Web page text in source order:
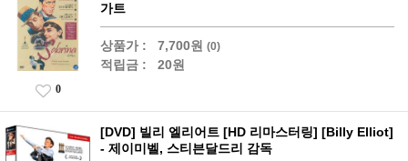
가트
상품가 : 7,700원 (0)
적립금 : 20원
0
[DVD] 빌리 엘리어트 [HD 리마스터링] [Billy Elliot]
- 제이미벨, 스티븐달드리 감독